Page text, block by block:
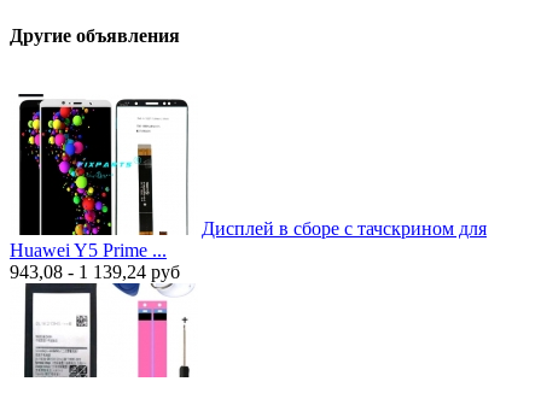
Другие объявления
Дисплей в сборе с тачскрином для
Huawei Y5 Prime ...
943,08 - 1 139,24 руб